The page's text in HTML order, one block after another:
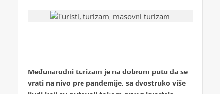
Međunarodni turizam je na dobrom putu da se
vrati na nivo pre pandemije, sa dvostruko više